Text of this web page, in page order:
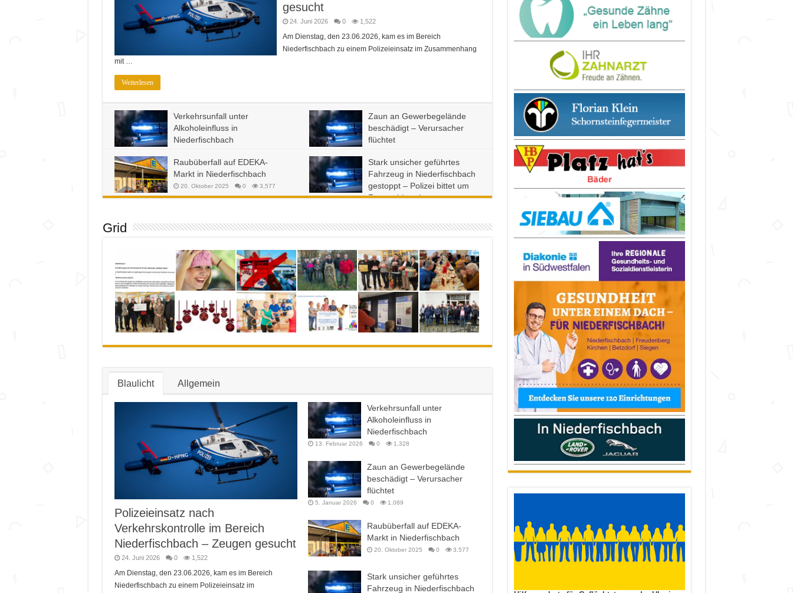
gesucht
24. Juni 2026 0 1,522
Am Dienstag, den 23.06.2026, kam es im Bereich
Niederfischbach zu einem Polizeieinsatz im Zusammenhang
mit …
Weiterlesen
Verkehrsunfall unter
Alkoholeinfluss in
Niederfischbach
Zaun an Gewerbegelände
beschädigt – Verursacher
flüchtet
Raubüberfall auf EDEKA-
Markt in Niederfischbach
20. Oktober 2025 0 3,577
Stark unsicher geführtes
Fahrzeug in Niederfischbach
gestoppt – Polizei bittet um
Zeugenhinweise
Grid
Blaulicht Allgemein
Polizeieinsatz nach
Verkehrskontrolle im Bereich
Niederfischbach – Zeugen gesucht
24. Juni 2026 0 1,522
Am Dienstag, den 23.06.2026, kam es im Bereich
Niederfischbach zu einem Polizeieinsatz im
Verkehrsunfall unter
Alkoholeinfluss in
Niederfischbach
13. Februar 2026 0 1,328
Zaun an Gewerbegelände
beschädigt – Verursacher
flüchtet
5. Januar 2026 0 1,089
Raubüberfall auf EDEKA-
Markt in Niederfischbach
20. Oktober 2025 0 3,577
Stark unsicher geführtes
Fahrzeug in Niederfischbach